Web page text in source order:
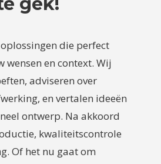
die perfect
wensen en context. Wij
adviseren over
en vertalen ideeën
ontwerp. Na akkoord
kwaliteitscontrole
Of het nu gaat om